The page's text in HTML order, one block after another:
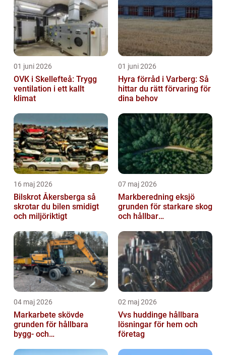
01 juni 2026
OVK i Skellefteå: Trygg
ventilation i ett kallt
klimat
01 juni 2026
Hyra förråd i Varberg: Så
hittar du rätt förvaring för
dina behov
16 maj 2026
Bilskrot Åkersberga så
skrotar du bilen smidigt
och miljöriktigt
07 maj 2026
Markberedning eksjö
grunden för starkare skog
och hållbar
04 maj 2026
Markarbete skövde
grunden för hållbara
bygg- och
02 maj 2026
Vvs huddinge hållbara
lösningar för hem och
företag